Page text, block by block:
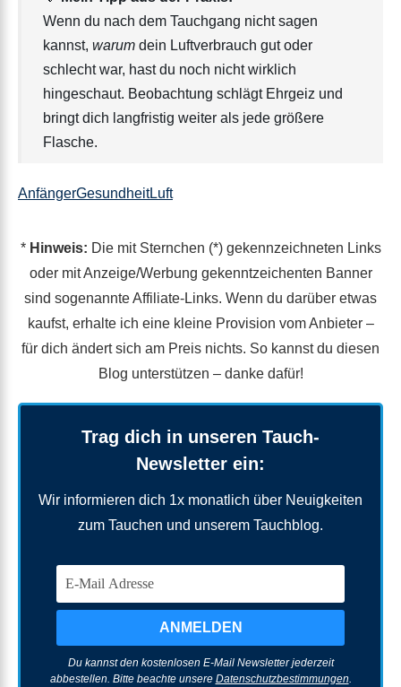
Wenn du nach dem Tauchgang nicht sagen
kannst, warum dein Luftverbrauch gut oder
schlecht war, hast du noch nicht wirklich
hingeschaut. Beobachtung schlägt Ehrgeiz und
bringt dich langfristig weiter als jede größere
Flasche.
AnfängerGesundheitLuft
* Hinweis: Die mit Sternchen (*) gekennzeichneten Links
oder mit Anzeige/Werbung gekenntzeichenten Banner
sind sogenannte Affiliate-Links. Wenn du darüber etwas
kaufst, erhalte ich eine kleine Provision vom Anbieter –
für dich ändert sich am Preis nichts. So kannst du diesen
Blog unterstützen – danke dafür!
Trag dich in unseren Tauch-
Newsletter ein:
Wir informieren dich 1x monatlich über Neuigkeiten
zum Tauchen und unserem Tauchblog.
Du kannst den kostenlosen E-Mail Newsletter jederzeit
abbestellen. Bitte beachte unsere Datenschutzbestimmungen.